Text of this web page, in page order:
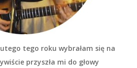
tego roku wybrałam się na
przyszła mi do głowy